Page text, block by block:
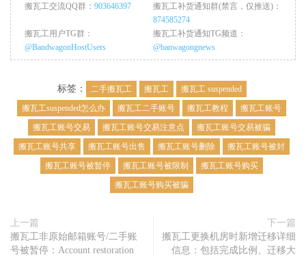
搬瓦工交流QQ群： 903646397
搬瓦工补货通知群(禁言，仅推送)：
874585274
搬瓦工用户TG群：
@BandwagonHostUsers
搬瓦工补货通知TG频道：
@banwagongnews
标签： 二手搬瓦工 搬瓦工
搬瓦工 suspended
搬瓦工suspended怎么办
搬瓦工二手账号 搬瓦工教程
搬瓦工账号
搬瓦工账号交易
搬瓦工账号交易注意点
搬瓦工账号交易被骗
搬瓦工账号共享
搬瓦工账号出售 搬瓦工账号删除
搬瓦工账号被封
搬瓦工账号被暂停
搬瓦工账号被限制
搬瓦工账号购买
搬瓦工账号购买被骗
上一篇
搬瓦工非原始邮箱账号/二手账
号被暂停：Account restoration
下一篇
搬瓦工更换机房时新增迁移详细
信息：包括完成比例、迁移大